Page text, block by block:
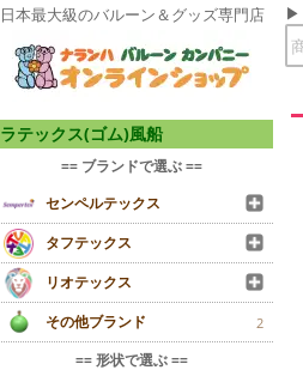
日本最大級のバルーン＆グッズ専門店
ラテックス(ゴム)風船
== ブランドで選ぶ ==
センペルテックス
タフテックス
リオテックス
その他ブランド
2
== 形状で選ぶ ==